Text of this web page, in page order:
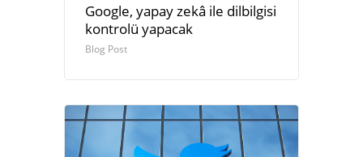
Google, yapay zekâ ile dilbilgisi
kontrolü yapacak
Blog Post